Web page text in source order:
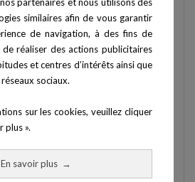
similaires afin de vous garantir
de navigation, à des fins de
réaliser des actions publicitaires
et centres d’intérêts ainsi que
sociaux.
sur les cookies, veuillez cliquer
plus ».
En savoir plus →